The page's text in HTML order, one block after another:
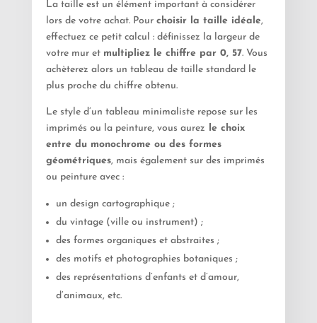
La taille est un élément important à considérer
lors de votre achat. Pour choisir la taille idéale,
effectuez ce petit calcul : définissez la largeur de
votre mur et multipliez le chiffre par 0, 57. Vous
achèterez alors un tableau de taille standard le
plus proche du chiffre obtenu.
Le style d’un tableau minimaliste repose sur les
imprimés ou la peinture, vous aurez le choix
entre du monochrome ou des formes
géométriques, mais également sur des imprimés
ou peinture avec :
un design cartographique ;
du vintage (ville ou instrument) ;
des formes organiques et abstraites ;
des motifs et photographies botaniques ;
des représentations d’enfants et d’amour,
d’animaux, etc.